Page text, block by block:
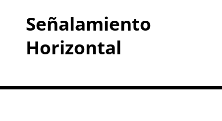
Señalamiento
Horizontal